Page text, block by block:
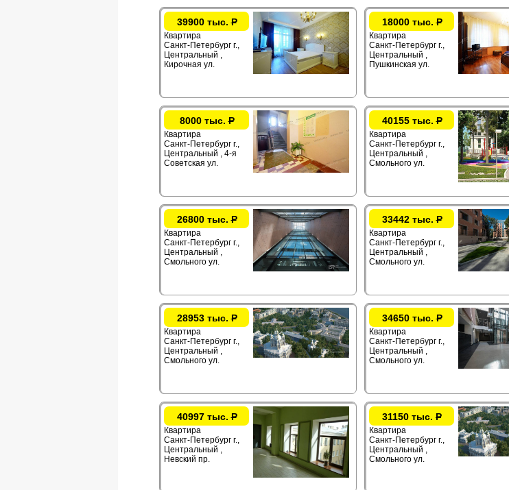
39900 тыс.Р
Квартира
Санкт-Петербург г.,
Центральный ,
Кирочная ул.
18000 тыс.Р
Квартира
Санкт-Петербург г.,
Центральный ,
Пушкинская ул.
8000 тыс.Р
Квартира
Санкт-Петербург г.,
Центральный , 4-я
Советская ул.
40155 тыс.Р
Квартира
Санкт-Петербург г.,
Центральный ,
Смольного ул.
26800 тыс.Р
Квартира
Санкт-Петербург г.,
Центральный ,
Смольного ул.
33442 тыс.Р
Квартира
Санкт-Петербург г.,
Центральный ,
Смольного ул.
28953 тыс.Р
Квартира
Санкт-Петербург г.,
Центральный ,
Смольного ул.
34650 тыс.Р
Квартира
Санкт-Петербург г.,
Центральный ,
Смольного ул.
40997 тыс.Р
Квартира
Санкт-Петербург г.,
Центральный ,
Невский пр.
31150 тыс. Р
Квартира
Санкт-Петербург г.,
Центральный ,
Смольного ул.